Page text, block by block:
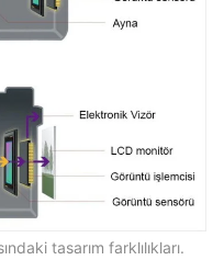
tasarım farklılıkları.